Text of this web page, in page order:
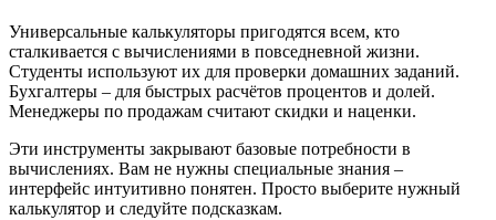
Универсальные калькуляторы пригодятся всем, кто
сталкивается с вычислениями в повседневной жизни.
Студенты используют их для проверки домашних заданий.
Бухгалтеры – для быстрых расчётов процентов и долей.
Менеджеры по продажам считают скидки и наценки.
Эти инструменты закрывают базовые потребности в
вычислениях. Вам не нужны специальные знания –
интерфейс интуитивно понятен. Просто выберите нужный
калькулятор и следуйте подсказкам.